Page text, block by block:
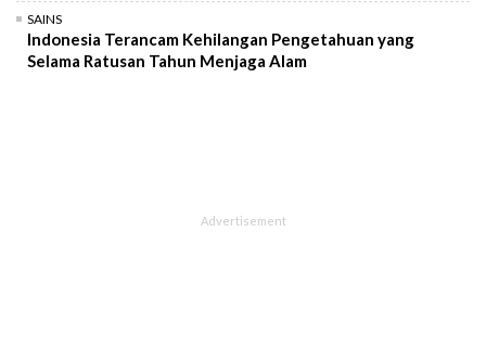
SAINS
Indonesia Terancam Kehilangan Pengetahuan yang
Selama Ratusan Tahun Menjaga Alam